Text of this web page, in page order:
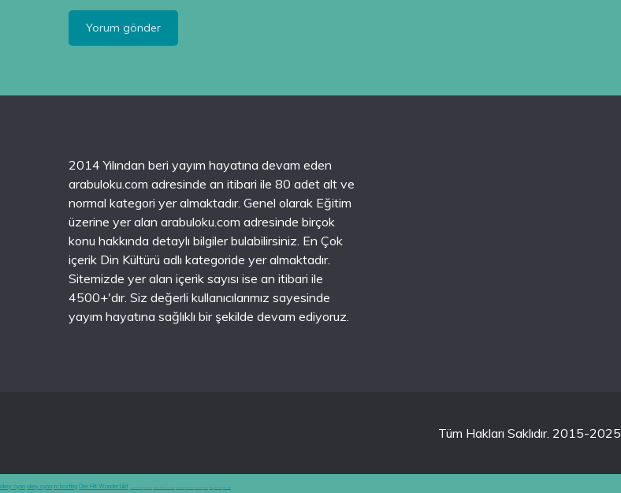
2014 Yılından beri yayım hayatına devam eden
arabuloku.com adresinde an itibari ile 80 adet alt ve
normal kategori yer almaktadır. Genel olarak Eğitim
üzerine yer alan arabuloku.com adresinde birçok
konu hakkında detaylı bilgiler bulabilirsiniz. En Çok
içerik Din Kültürü adlı kategoride yer almaktadır.
Sitemizde yer alan içerik sayısı ise an itibari ile
4500+'dır. Siz değerli kullanıcılarımız sayesinde
yayım hayatına sağlıklı bir şekilde devam ediyoruz.
Tüm Hakları Saklıdır. 2015-2025
okey oyna okey oyna irc hosting One Hit Wonder Likit en iyi casino siteleri canlı casino hoşgeldin bonusu veren siteler casinolevant casinolevant şans casino vidobet vidobet şans casino şans casino